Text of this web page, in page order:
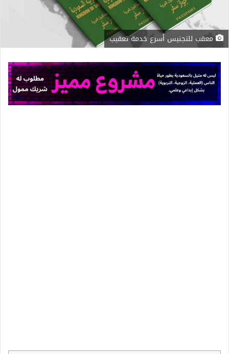
معقب للتجنيس أسرع خدمة تعقيب